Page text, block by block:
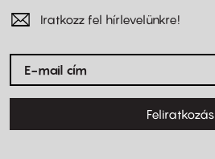
Iratkozz fel hírlevelünkre!
Feliratkozás